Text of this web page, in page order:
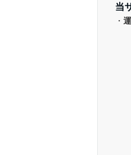
当
・